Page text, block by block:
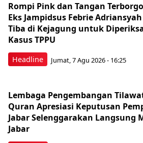
Headline
Rompi Pink dan Tangan
Eks Jampidsus Febrie Adriansyah
Tiba di Kejagung untuk
Kasus TPPU
Jumat, 7 Agu 2026 - 16:25
Lembaga Pengembangan
Quran Apresiasi Keputusan
Jabar Selenggarakan Langsung
Jabar